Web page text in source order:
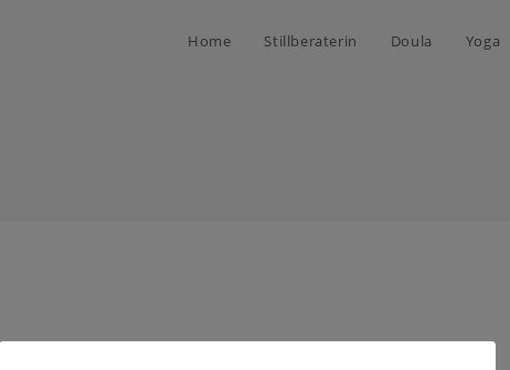
Home Stillberaterin Doula Yoga